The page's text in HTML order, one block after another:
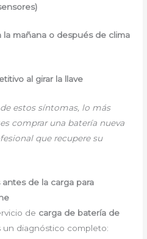
la mañana o después de clima
al girar la llave
estos síntomas, lo más
comprar una batería nueva
que recupere su
de la carga para
de carga de batería de
un diagnóstico completo: